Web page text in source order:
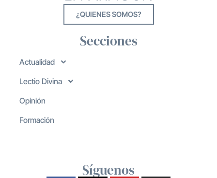
¿QUIENES SOMOS?
Secciones
Actualidad
Lectio Divina
Opinión
Formación
Síguenos